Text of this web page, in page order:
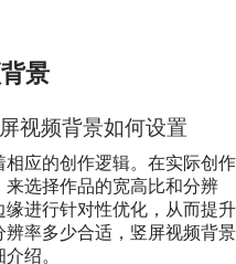
景
视频背景如何设置
应的创作逻辑。在实际创作
选择作品的宽高比和分辨
进行针对性优化，从而提升
率多少合适，竖屏视频背景
绍。